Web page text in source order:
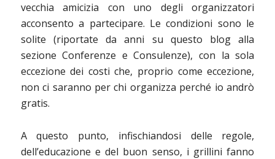
vecchia amicizia con uno degli organizzatori
acconsento a partecipare. Le condizioni sono le
solite (riportate da anni su questo blog alla
sezione Conferenze e Consulenze), con la sola
eccezione dei costi che, proprio come eccezione,
non ci saranno per chi organizza perché io andrò
gratis.
A questo punto, infischiandosi delle regole,
dell’educazione e del buon senso, i grillini fanno